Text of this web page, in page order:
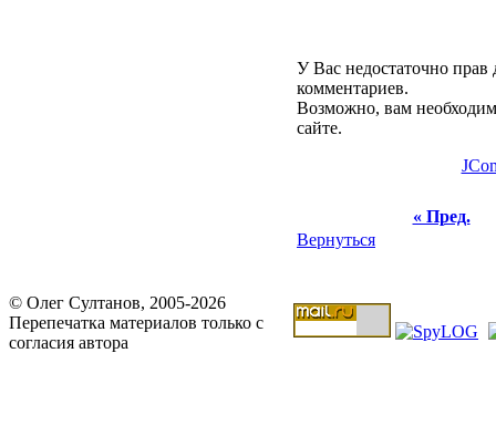
У Вас недостаточно прав
комментариев.
Возможно, вам
сайте.
« Пред.
Вернуться
© Олег Султанов, 2005-2026
Перепечатка материалов только с
согласия автора